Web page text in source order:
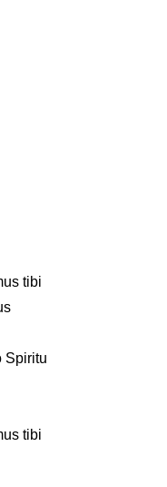
tibi
Spiritu
tibi